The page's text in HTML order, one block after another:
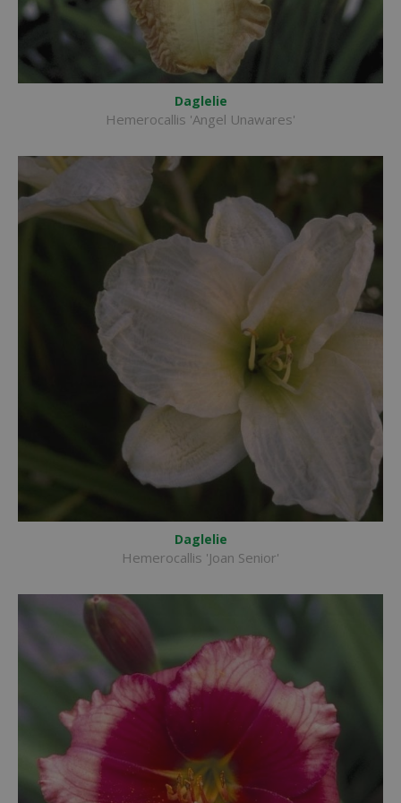
Daglelie
Hemerocallis 'Angel Unawares'
Daglelie
Hemerocallis 'Joan Senior'